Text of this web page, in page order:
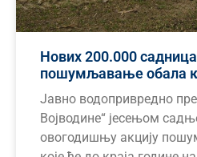
Нових 200.000
пошумљавање обала
Јавно водопривредно
Војводине“ јесењом
овогодишњу акцију